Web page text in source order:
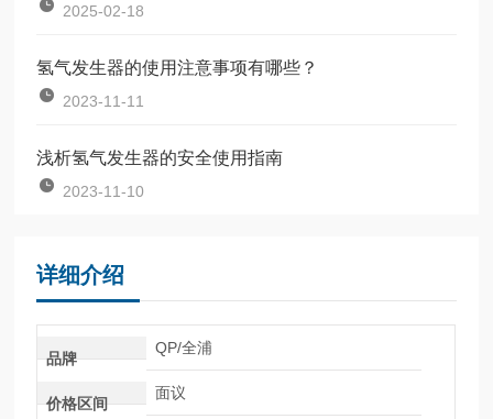
2025-02-18
氢气发生器的使用注意事项有哪些？
2023-11-11
浅析氢气发生器的安全使用指南
2023-11-10
详细介绍
品牌
QP/全浦
价格区间
面议